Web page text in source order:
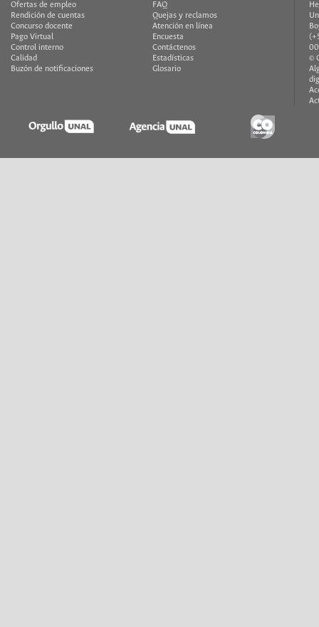
Ofertas de empleo
Rendición de cuentas
Concurso docente
Pago Virtual
Control interno
Calidad
Buzón de notificaciones
FAQ
Quejas y reclamos
Atención en línea
Encuesta
Contáctenos
Estadísticas
Glosario
©